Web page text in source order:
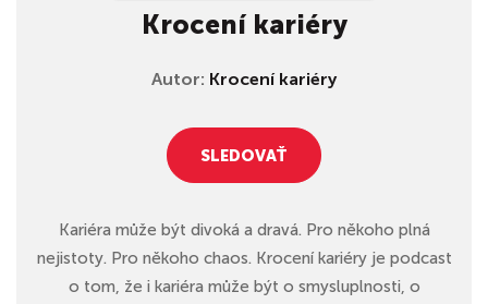
Krocení kariéry
Autor: Krocení kariéry
SLEDOVAŤ
Kariéra může být divoká a dravá. Pro někoho plná
nejistoty. Pro někoho chaos. Krocení kariéry je podcast
o tom, že i kariéra může být o smysluplnosti, o